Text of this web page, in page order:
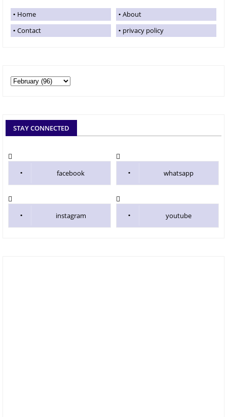
Home
About
Contact
privacy policy
STAY CONNECTED
facebook whatsapp
instagram youtube